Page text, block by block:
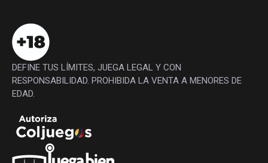
DEFINE TUS LÍMITES, JUEGA LEGAL Y CON
RESPONSABILIDAD. PROHIBIDA LA VENTA A MENORES DE
EDAD.